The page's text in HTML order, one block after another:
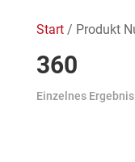
Start/ Produkt
360
Einzelnes